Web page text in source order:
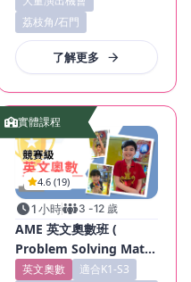
荔枝角/石門
了解更多
4.6 (19)
1 小時 3 -12 歲
AME 英文奧數班 (
Problem Solving Math
英文奧數
適合K1-S3
實體課程